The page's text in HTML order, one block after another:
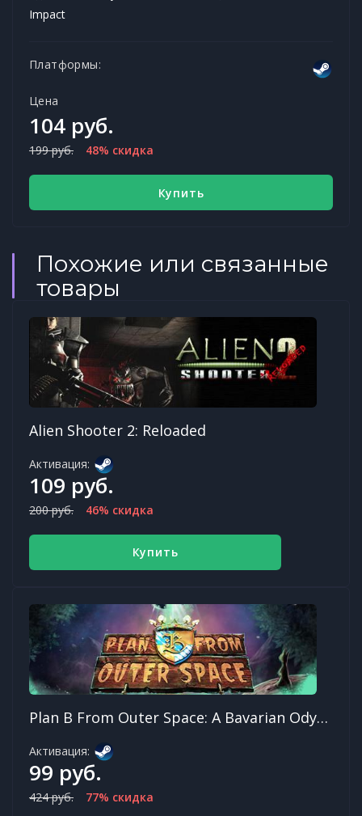
Impact
Платформы:
Цена
104 руб.
199 руб. 48% скидка
Купить
Похожие или связанные
товары
Alien Shooter 2: Reloaded
Активация:
109 руб.
200 руб. 46% скидка
Купить
Plan B From Outer Space: A Bavarian Odyssey
Активация:
99 руб.
424 руб. 77% скидка